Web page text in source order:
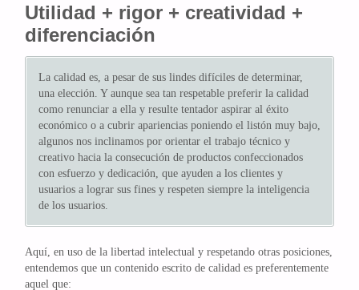
Utilidad + rigor + creatividad +
diferenciación
La calidad es, a pesar de sus lindes difíciles de determinar,
una elección. Y aunque sea tan respetable preferir la calidad
como renunciar a ella y resulte tentador aspirar al éxito
económico o a cubrir apariencias poniendo el listón muy bajo,
algunos nos inclinamos por orientar el trabajo técnico y
creativo hacia la consecución de productos confeccionados
con esfuerzo y dedicación, que ayuden a los clientes y
usuarios a lograr sus fines y respeten siempre la inteligencia
de los usuarios.
Aquí, en uso de la libertad intelectual y respetando otras posiciones,
entendemos que un contenido escrito de calidad es preferentemente
aquel que: